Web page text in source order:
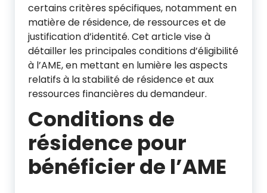
certains critères spécifiques, notamment en
matière de résidence, de ressources et de
justification d’identité. Cet article vise à
détailler les principales conditions d’éligibilité
à l’AME, en mettant en lumière les aspects
relatifs à la stabilité de résidence et aux
ressources financières du demandeur.
Conditions de
résidence pour
bénéficier de l’AME